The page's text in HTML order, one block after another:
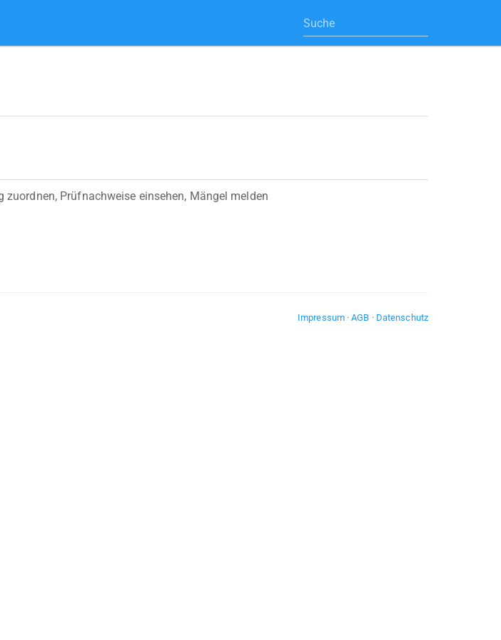
zuordnen, Prüfnachweise einsehen, Mängel melden
Impressum·AGB · Datenschutz